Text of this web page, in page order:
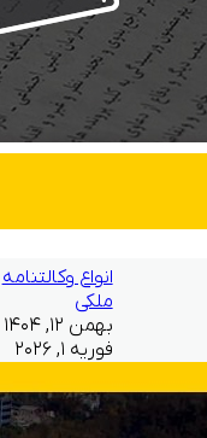
انواع وکالتنامه
ملکی
فوریه ۱, ۲۰۲۶